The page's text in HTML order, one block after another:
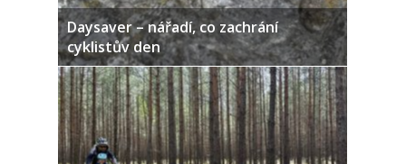
Daysaver – nářadí, co zachrání
cyklistův den